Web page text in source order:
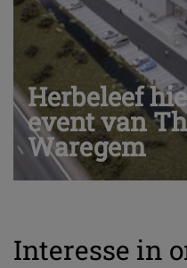
Herbeleef
event van
Waregem
Interesse in